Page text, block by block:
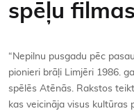
spēļu filmas
“Nepilnu pusgadu pēc
pionieri brāļi Limjēri 1986.
spēlēs Atēnās. Rakstos
kas veicināja visus kultūras